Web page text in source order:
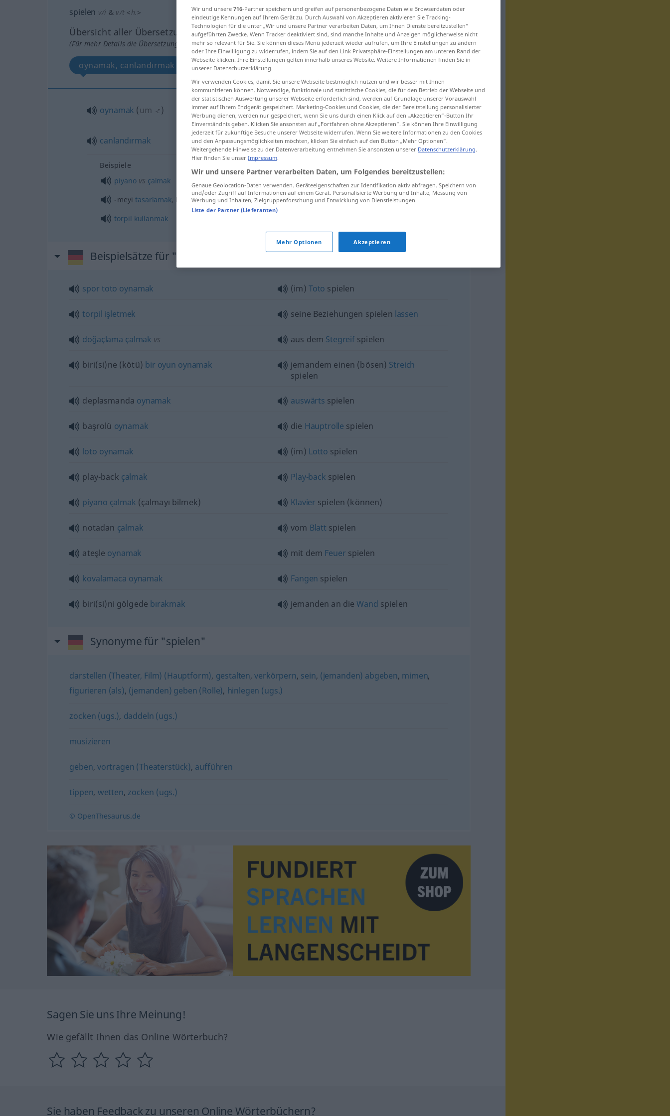
spielen v/i &v/t <h.>
Übersicht aller Übersetzungen
(Für mehr Details die Übersetzung anklicken/antippen)
oynamak, canlandırmak
oynamak (um -E ) spielen
canlandırmak spielen(≈ darstellen)
Beispiele
piyanovs çalmak
-meyitasarlamak, kafasındangeçirmek
mit dem Gedanken spielen zu
torpil kullanmak
Beispielsätze für "spielen"
spor toto oynamak (im) Toto spielen
torpil işletmek seine Beziehungen spielen lassen
doğaçlama çalmak vs aus dem Stegreif spielen
biri(si)ne (kötü) bir oyun oynamak jemandem einen (bösen) Streich
spielen
deplasmanda oynamak auswärts spielen
başrolü oynamak die Hauptrolle spielen
loto oynamak (im) Lotto spielen
play-back çalmak Play-back spielen
piyano çalmak (çalmayı bilmek) Klavier spielen (können)
notadan çalmak vom Blatt spielen
ateşle oynamak mit dem Feuer spielen
kovalamaca oynamak Fangen spielen
biri(si)ni gölgede bırakmak jemanden an dieWand spielen
Synonyme für "spielen"
darstellen (Theater, Film) (Hauptform), gestalten,verkörpern, sein, (jemanden) abgeben, mimen,
figurieren (als), (jemanden) geben (Rolle), hinlegen (ugs.)
zocken (ugs.), daddeln (ugs.)
musizieren
geben, vortragen (Theaterstück), aufführen
tippen, wetten, zocken (ugs.)
© OpenThesaurus.de
Sagen Sie uns Ihre Meinung!
Wie gefällt Ihnen das Online Wörterbuch?
Sie haben Feedback zu unseren Online Wörterbüchern?
Wir und unsere 716-Partner speichern und greifen auf personenbezogene Daten wie Browserdaten oder
eindeutige Kennungen auf Ihrem Gerät zu. Durch Auswahl von Akzeptieren aktivieren Sie Tracking-
Technologien für die unter „Wir und unsere Partner verarbeiten Daten, um Ihnen Dienste bereitzustellen“
aufgeführten Zwecke. Wenn Tracker deaktiviert sind, sind manche Inhalte und Anzeigen möglicherweise nicht
mehr so relevant für Sie. Sie können dieses Menü jederzeit wieder aufrufen, um Ihre Einstellungen zu ändern
oder Ihre Einwilligung zu widerrufen, indem Sie auf den Link Privatsphäre-Einstellungen am unteren Rand der
Webseite klicken. Ihre Einstellungen gelten innerhalb unseres Website. Weitere Informationen finden Sie in
unserer Datenschutzerklärung.
Wir verwenden Cookies, damit Sie unsere Webseite bestmöglich nutzen und wir besser mit Ihnen
kommunizieren können. Notwendige, funktionale und statistische Cookies, die für den Betrieb der Webseite und
der statistischen Auswertung unserer Webseite erforderlich sind, werden auf Grundlage unserer Vorauswahl
immer auf Ihrem Endgerät gespeichert. Marketing-Cookies und Cookies, die der Bereitstellung personalisierter
Werbung dienen, werden nur gespeichert, wenn Sie uns durch einen Klick auf den „Akzeptieren“-Button Ihr
Einverständnis geben. Klicken Sie ansonsten auf „Fortfahren ohne Akzeptieren“. Sie können Ihre Einwilligung
jederzeit für zukünftige Besuche unserer Webseite widerrufen. Wenn Sie weitere Informationen zu den Cookies
und den Anpassungsmöglichkeiten möchten, klicken Sie einfach auf den Button „Mehr Optionen“.
Weitergehende Hinweise zu der Datenverarbeitung entnehmen Sie ansonsten unserer Datenschutzerklärung.
Hier finden Sie unser Impressum.
Wir und unsere Partner verarbeiten Daten, um Folgendes bereitzustellen:
Genaue Geolocation-Daten verwenden. Geräteeigenschaften zur Identifikation aktiv abfragen. Speichern von
und/oder Zugriff auf Informationen auf einem Gerät. Personalisierte Werbung und Inhalte, Messung von
Werbung und Inhalten, Zielgruppenforschung und Entwicklung von Dienstleistungen.
Liste der Partner (Lieferanten)
Mehr Optionen Akzeptieren